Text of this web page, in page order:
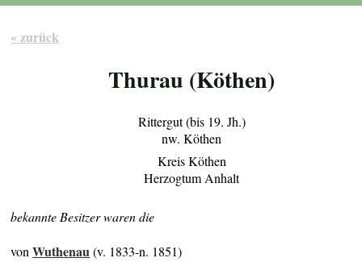
« zurück
Thurau (Köthen)
Rittergut (bis 19. Jh.)
nw. Köthen
Kreis Köthen
Herzogtum Anhalt
bekannte Besitzer waren die
vonWuthenau(v. 1833-n. 1851)